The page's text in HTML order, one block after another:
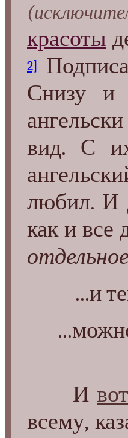
красоты
2]
Снизу и
вид. С
любил. И
как и все
отдельное
...и
И вот
всему,